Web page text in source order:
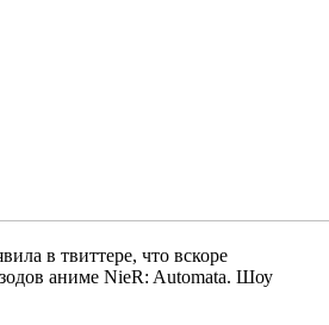
в твиттере, что вскоре
аниме NieR: Automata. Шоу